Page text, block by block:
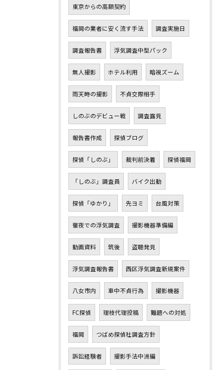
東京からの高額契約
福岡の業者に安く流す手法 調査実施日
調査報告書 浮気調査中型パック
無人撮影 ホテル利用 暗視ズーム
雨天時の撮影 不貞交際相手
しのぶのデビュー戦 調査露見
報告書作成 探偵ブログ
探偵「しのぶ」 裁判前決着 探偵福岡
「しのぶ」調査員 バイク出動
探偵「ゆかり」 先ヨミ 台風対策
徹夜での浮気調査 撮影機器準備編
動画資料 筑後 盗聴発見
浮気調査報告書 西区浮気調査新規案件
八女市内 車中不貞行為 撮影機器
FC探偵 理枝代理投稿 難題への対処
福岡 つばめ探偵社調査方針
訴訟経験者 撮影手法中洲編